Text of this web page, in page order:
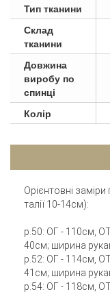
Тип тканини
Склад
тканини
Довжина
виробу по
спинці
Колір
Орієнтовні
талії 10-14см):
р.50: ОГ - 110см,
40см; ширина
р.52: ОГ - 114см,
41см; ширина
р.54: ОГ - 118см,